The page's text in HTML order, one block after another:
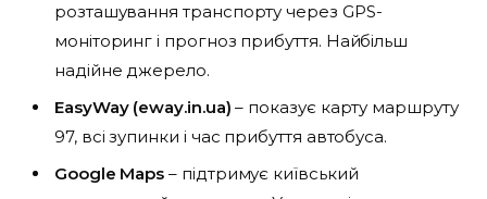
розташування транспорту через GPS-
моніторинг і прогноз прибуття. Найбільш
надійне джерело.
EasyWay (eway.in.ua) – показує карту маршруту
97, всі зупинки і час прибуття автобуса.
Google Maps – підтримує київський